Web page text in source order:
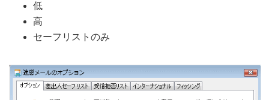
低
高
セーフリストのみ